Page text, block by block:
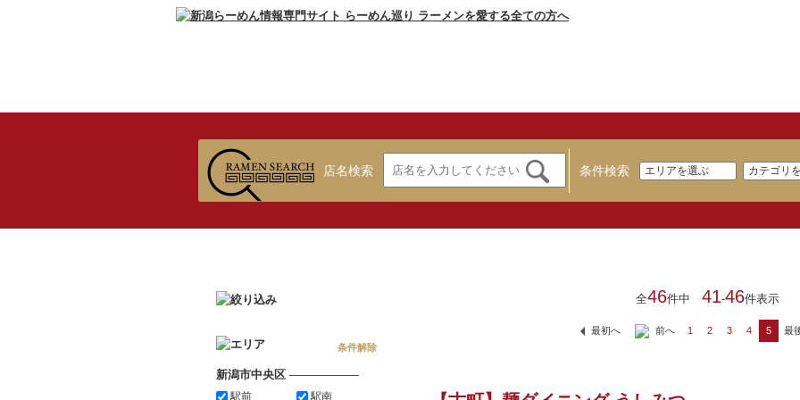
店名検索 条件検索
全46件中 41-46件表示
最初へ 前へ 1 2 3 4 5 最
条件解除
新潟市中央区 ――――――
駅前 駅南